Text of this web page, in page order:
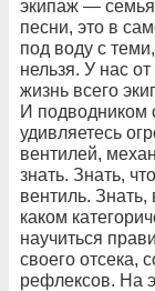
экипаж —
песни, это в
под воду с
нельзя. У нас
жизнь всего
И подвод­ником
удивляетесь
вентилей,
знать. Знать,
вентиль. Знать,
каком
научиться
своего отсека,
рефлексов. На